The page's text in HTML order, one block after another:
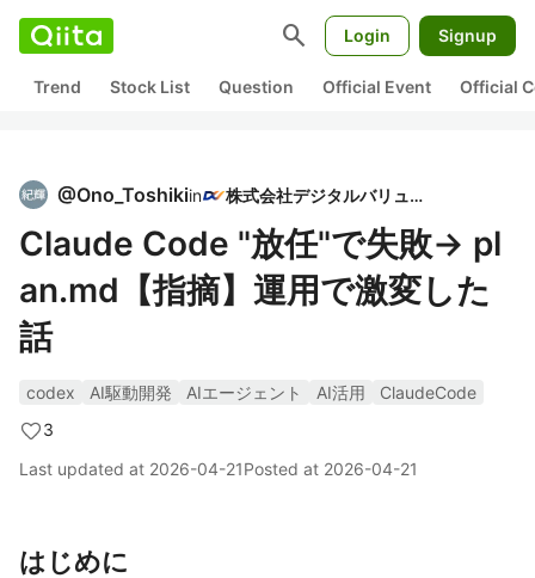
search Login Signup
Trend Stock List Question Official Event Official
@Ono_Toshikiin 株式会社デジタルバリュー
Claude Code "放任"で失敗→ pl
an.md【指摘】運用で激変した
話
codex AI駆動開発 AIエージェント AI活用
ClaudeCode
3
Last updated at 2026-04-21Posted at 2026-04-21
はじめに